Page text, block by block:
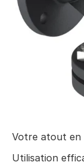
Votre atout en
Utilisation